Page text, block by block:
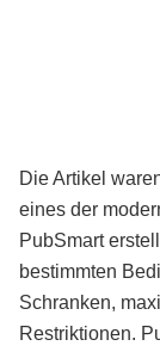
Die Artikel
eines der
PubSmart
bestimmten
Schranken,
Restriktionen.